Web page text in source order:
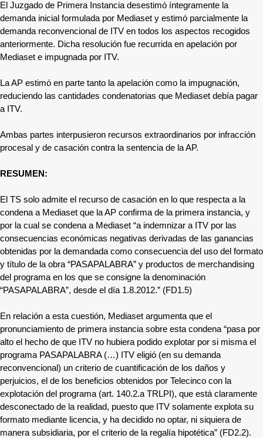
El Juzgado de Primera Instancia desestimó íntegramente la
demanda inicial formulada por Mediaset y estimó parcialmente la
demanda reconvencional de ITV en todos los aspectos recogidos
anteriormente. Dicha resolución fue recurrida en apelación por
Mediaset e impugnada por ITV.
La AP estimó en parte tanto la apelación como la impugnación,
reduciendo las cantidades condenatorias que Mediaset debía pagar
a ITV.
Ambas partes interpusieron recursos extraordinarios por infracción
procesal y de casación contra la sentencia de la AP.
RESUMEN:
El TS solo admite el recurso de casación en lo que respecta a la
condena a Mediaset que la AP confirma de la primera instancia, y
por la cual se condena a Mediaset “a indemnizar a ITV por las
consecuencias económicas negativas derivadas de las ganancias
obtenidas por la demandada como consecuencia del uso del formato
y título de la obra “PASAPALABRA” y productos de merchandising
del programa en los que se consigne la denominación
“PASAPALABRA”, desde el día 1.8.2012.” (FD1.5)
En relación a esta cuestión, Mediaset argumenta que el
pronunciamiento de primera instancia sobre esta condena “pasa por
alto el hecho de que ITV no hubiera podido explotar por si misma el
programa PASAPALABRA (…) ITV eligió (en su demanda
reconvencional) un criterio de cuantificación de los daños y
perjuicios, el de los beneficios obtenidos por Telecinco con la
explotación del programa (art. 140.2.a TRLPI), que está claramente
desconectado de la realidad, puesto que ITV solamente explota su
formato mediante licencia, y ha decidido no optar, ni siquiera de
manera subsidiaria, por el criterio de la regalía hipotética” (FD2.2).